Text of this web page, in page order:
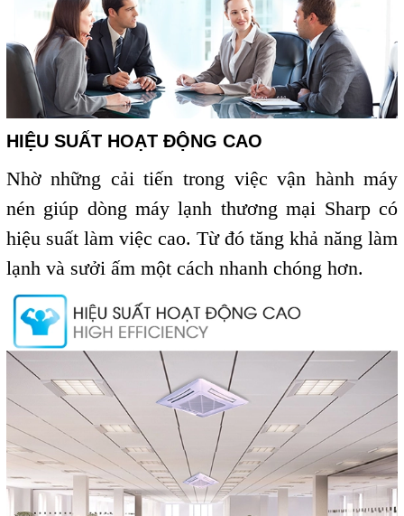
HIỆU SUẤT HOẠT ĐỘNG CAO
Nhờ những cải tiến trong việc vận hành máy
nén giúp dòng máy lạnh thương mại Sharp có
hiệu suất làm việc cao. Từ đó tăng khả năng làm
lạnh và sưởi ấm một cách nhanh chóng hơn.